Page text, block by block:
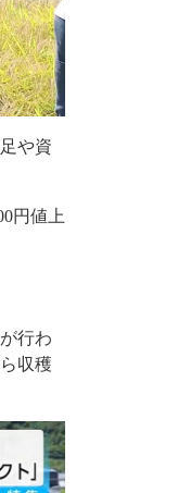
や資
円値上
行わ
収穫